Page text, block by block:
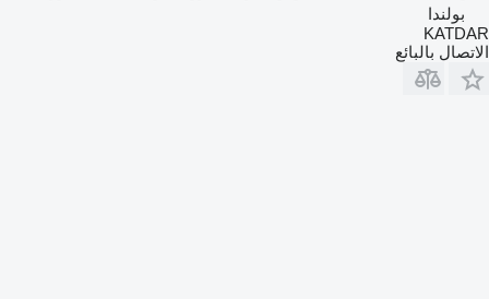
بولندا
KATDAR
الاتصال بالبائع